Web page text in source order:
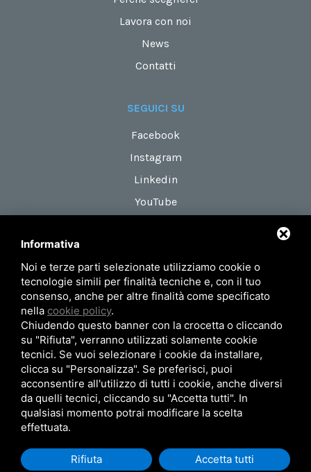
Informativa
Noi e terze parti selezionate utilizziamo cookie o
tecnologie simili per finalità tecniche e, con il tuo
consenso, anche per altre finalità come specificato
nella cookie policy.
Chiudendo questo banner con la crocetta o cliccando
su "Rifiuta", verranno utilizzati solamente cookie
tecnici. Se vuoi selezionare i cookie da installare,
clicca su "Personalizza". Se preferisci, puoi
acconsentire all'utilizzo di tutti i cookie, anche diversi
da quelli tecnici, cliccando su "Accetta tutti". In
qualsiasi momento potrai modificare la scelta
effettuata.
Rifiuta Accetta tutti
Lavora con noi
News
Contatti
SEGUICI SU
Facebook
Instagram
Linkedin
YouTube
Via Maestri del Lavoro, 18
zona Roveri 2
40138 Bologna (Italy)
Privacy Policy Mappa del sito
© 2026 AIRUM SRL - P.Iva 02371101201